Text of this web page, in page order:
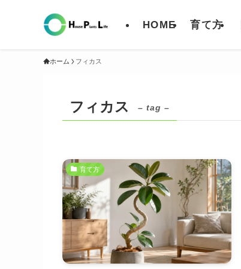
HOME 育て方
ホーム フィカス
フィカス – tag –
育て方